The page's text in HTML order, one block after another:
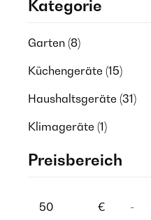
Kategorie
Garten (8)
Küchengeräte (15)
Haushaltsgeräte (31)
Klimageräte (1)
Preisbereich
€ -